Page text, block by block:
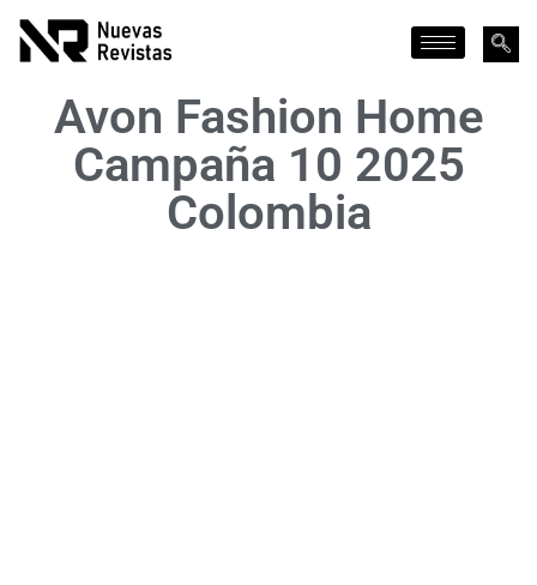
Avon Fashion Home
Campaña 10 2025
Colombia